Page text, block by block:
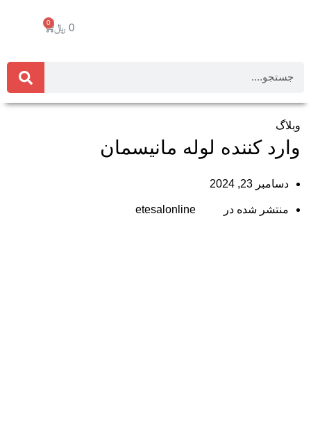
0 ﷼ 0
خانه وبلاگ
وبلاگ
وارد کننده لوله مانیسمان
دسامبر 23, 2024
منتشر شده در etesalonline